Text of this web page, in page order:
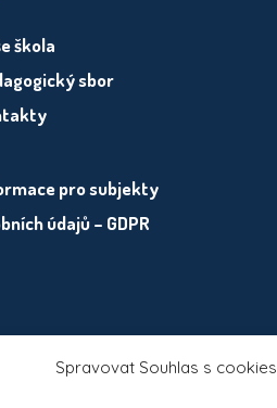
Spravovat Souhlas s cookies
škola
sbor
pro subjekty
údajů – GDPR